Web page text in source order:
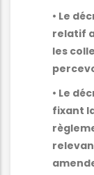
• Le
relatif
les
• Le
fixant